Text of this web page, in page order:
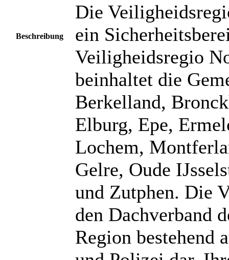
Beschreibung
Die
ein
Veiligheidsregio
beinhaltet die
Berkelland,
Elburg, Epe,
Lochem,
Gelre, Oude
und Zutphen. Die
den Dachverband
Region bestehend